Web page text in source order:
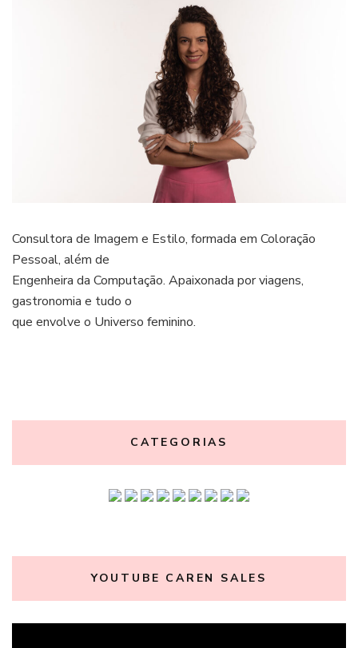
Consultora de Imagem e Estilo, formada em Coloração
Pessoal, além de
Engenheira da Computação. Apaixonada por viagens,
gastronomia e tudo o
que envolve o Universo feminino.
CATEGORIAS
YOUTUBE CAREN SALES